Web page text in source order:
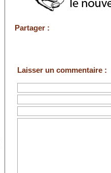
Partager :
Laisser un commentaire :